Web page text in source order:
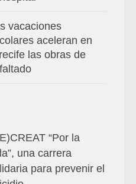
vacaciones
aceleran en
las obras de
“Por la
una carrera
para prevenir el